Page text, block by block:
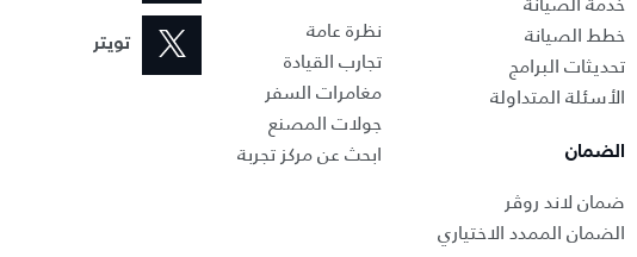
خطط الصيانة
تحديثات البرامج
الأسئلة المتداولة
الضمان
ضمان لاند روڤر
الضمان الممدد الاختياري
نظرة عامة
تجارب القيادة
مغامرات السفر
جولات المصنع
ابحث عن مركز تجربة
تويتر